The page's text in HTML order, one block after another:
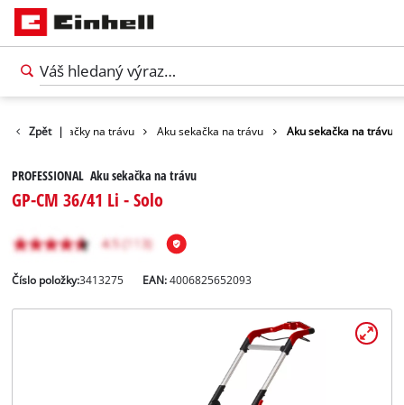
Zpět |
Sekačky na trávu Aku sekačka na trávu Aku sekačka na trávu
PROFESSIONAL Aku sekačka na trávu
GP-CM 36/41 Li - Solo
Číslo položky:3413275 EAN:4006825652093